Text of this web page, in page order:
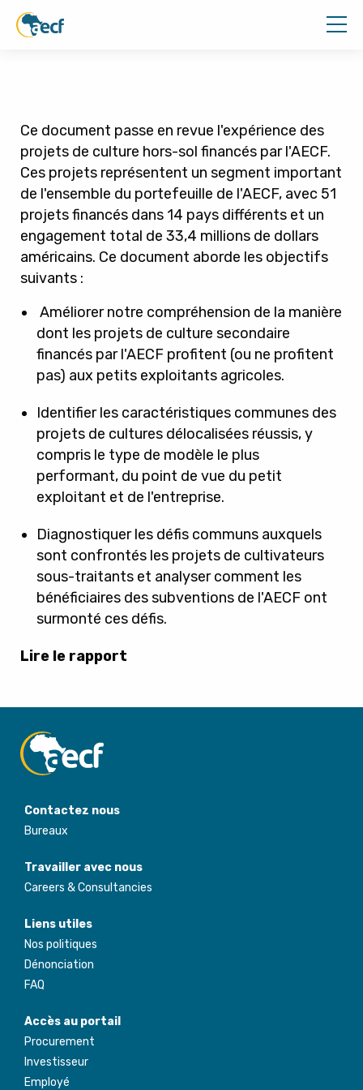
Ce document passe en revue l'expérience des
projets de culture hors-sol financés par l'AECF.
Ces projets représentent un segment important
de l'ensemble du portefeuille de l'AECF, avec 51
projets financés dans 14 pays différents et un
engagement total de 33,4 millions de dollars
américains. Ce document aborde les objectifs
suivants :
Améliorer notre compréhension de la manière
dont les projets de culture secondaire
financés par l'AECF profitent (ou ne profitent
pas) aux petits exploitants agricoles.
Identifier les caractéristiques communes des
projets de cultures délocalisées réussis, y
compris le type de modèle le plus
performant, du point de vue du petit
exploitant et de l'entreprise.
Diagnostiquer les défis communs auxquels
sont confrontés les projets de cultivateurs
sous-traitants et analyser comment les
bénéficiaires des subventions de l'AECF ont
surmonté ces défis.
Lire le rapport
Contactez nous
Bureaux
Travailler avec nous
Careers & Consultancies
Liens utiles
Nos politiques
Dénonciation
FAQ
Accès au portail
Procurement
Investisseur
Employé